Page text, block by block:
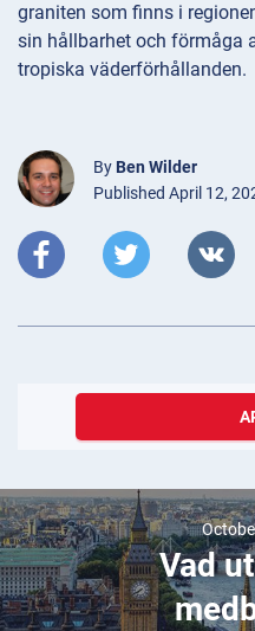
graniten som finns i
sin hållbarhet och förmåga
tropiska väderförhållanden.
By Ben Wilder
Published April 12,
Vad